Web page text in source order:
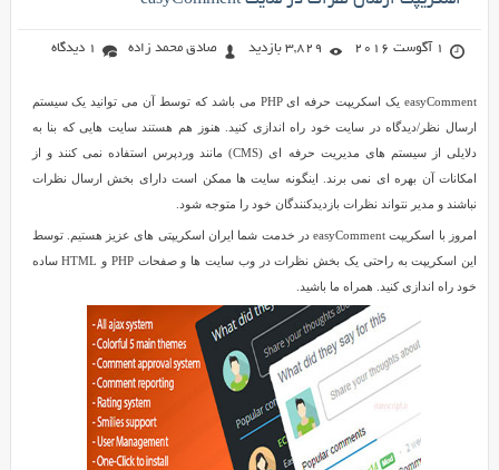
1 آگوست 2016 3,829 بازدید صادق محمد زاده 1 دیدگاه
easyComment یک اسکریپت حرفه ای PHP می باشد که توسط آن می توانید یک سیستم
ارسال نظر/دیدگاه در سایت خود راه اندازی کنید. هنوز هم هستند سایت هایی که بنا به
دلایلی از سیستم های مدیریت حرفه ای (CMS) مانند وردپرس استفاده نمی کنند و از
امکانات آن بهره ای نمی برند. اینگونه سایت ها ممکن است دارای بخش ارسال نظرات
نباشند و مدیر نتواند نظرات بازدیدکنندگان خود را متوجه شود.
امروز با اسکریپت easyComment در خدمت شما ایران اسکریپتی های عزیز هستیم. توسط
این اسکریپت به راحتی یک بخش نظرات در وب سایت ها و صفحات PHP و HTML ساده
خود راه اندازی کنید. همراه ما باشید.